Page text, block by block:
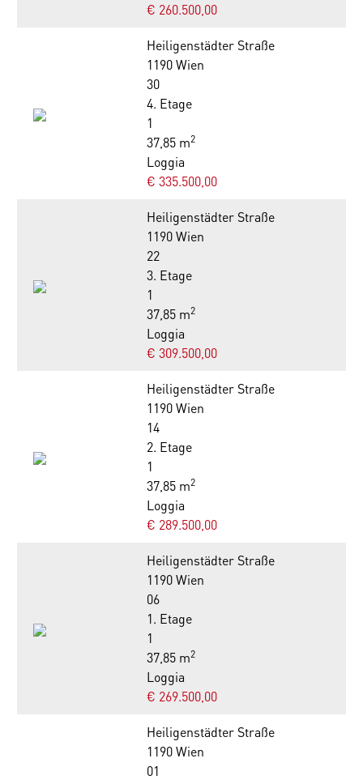
€ 260.500,00
Heiligenstädter Straße
1190 Wien
30
4. Etage
1
37,85 m2
Loggia
€ 335.500,00
Heiligenstädter Straße
1190 Wien
22
3. Etage
1
37,85 m2
Loggia
€ 309.500,00
Heiligenstädter Straße
1190 Wien
14
2. Etage
1
37,85 m2
Loggia
€ 289.500,00
Heiligenstädter Straße
1190 Wien
06
1. Etage
1
37,85 m2
Loggia
€ 269.500,00
Heiligenstädter Straße
1190 Wien
01